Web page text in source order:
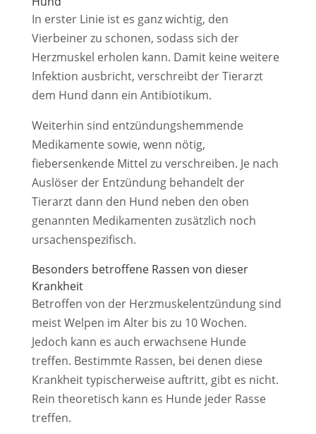
In erster Linie ist es ganz wichtig, den
Vierbeiner zu schonen, sodass sich der
Herzmuskel erholen kann. Damit keine weitere
Infektion ausbricht, verschreibt der Tierarzt
dem Hund dann ein Antibiotikum.
Weiterhin sind entzündungshemmende
Medikamente sowie, wenn nötig,
fiebersenkende Mittel zu verschreiben. Je nach
Auslöser der Entzündung behandelt der
Tierarzt dann den Hund neben den oben
genannten Medikamenten zusätzlich noch
ursachenspezifisch.
Besonders betroffene Rassen von dieser
Krankheit
Betroffen von der Herzmuskelentzündung sind
meist Welpen im Alter bis zu 10 Wochen.
Jedoch kann es auch erwachsene Hunde
treffen. Bestimmte Rassen, bei denen diese
Krankheit typischerweise auftritt, gibt es nicht.
Rein theoretisch kann es Hunde jeder Rasse
treffen.